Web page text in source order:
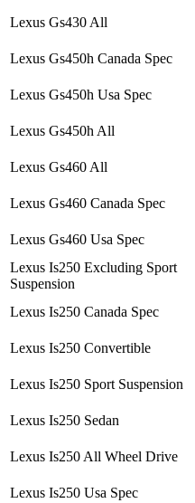
Lexus Gs430 All
Lexus Gs450h Canada Spec
Lexus Gs450h Usa Spec
Lexus Gs450h All
Lexus Gs460 All
Lexus Gs460 Canada Spec
Lexus Gs460 Usa Spec
Lexus Is250 Excluding Sport
Suspension
Lexus Is250 Canada Spec
Lexus Is250 Convertible
Lexus Is250 Sport Suspension
Lexus Is250 Sedan
Lexus Is250 All Wheel Drive
Lexus Is250 Usa Spec